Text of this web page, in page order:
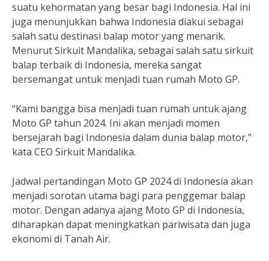
suatu kehormatan yang besar bagi Indonesia. Hal ini
juga menunjukkan bahwa Indonesia diakui sebagai
salah satu destinasi balap motor yang menarik.
Menurut Sirkuit Mandalika, sebagai salah satu sirkuit
balap terbaik di Indonesia, mereka sangat
bersemangat untuk menjadi tuan rumah Moto GP.
“Kami bangga bisa menjadi tuan rumah untuk ajang
Moto GP tahun 2024. Ini akan menjadi momen
bersejarah bagi Indonesia dalam dunia balap motor,”
kata CEO Sirkuit Mandalika.
Jadwal pertandingan Moto GP 2024 di Indonesia akan
menjadi sorotan utama bagi para penggemar balap
motor. Dengan adanya ajang Moto GP di Indonesia,
diharapkan dapat meningkatkan pariwisata dan juga
ekonomi di Tanah Air.